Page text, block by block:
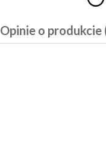
Opinie o produkcie